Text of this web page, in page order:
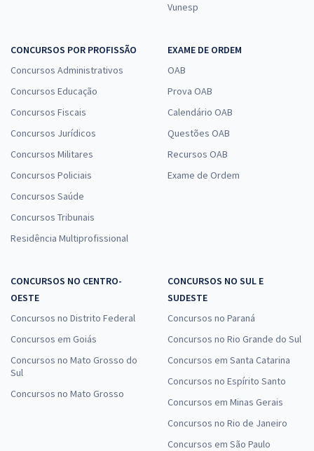
Vunesp
CONCURSOS POR PROFISSÃO
Concursos Administrativos
Concursos Educação
Concursos Fiscais
Concursos Jurídicos
Concursos Militares
Concursos Policiais
Concursos Saúde
Concursos Tribunais
Residência Multiprofissional
EXAME DE ORDEM
OAB
Prova OAB
Calendário OAB
Questões OAB
Recursos OAB
Exame de Ordem
CONCURSOS NO CENTRO-
OESTE
Concursos no Distrito Federal
Concursos em Goiás
Concursos no Mato Grosso do
Sul
Concursos no Mato Grosso
CONCURSOS NO SUL E
SUDESTE
Concursos no Paraná
Concursos no Rio Grande do Sul
Concursos em Santa Catarina
Concursos no Espírito Santo
Concursos em Minas Gerais
Concursos no Rio de Janeiro
Concursos em São Paulo